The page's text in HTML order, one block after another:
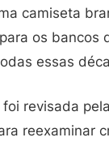
camiseta
os
essas
revisada
reexaminar